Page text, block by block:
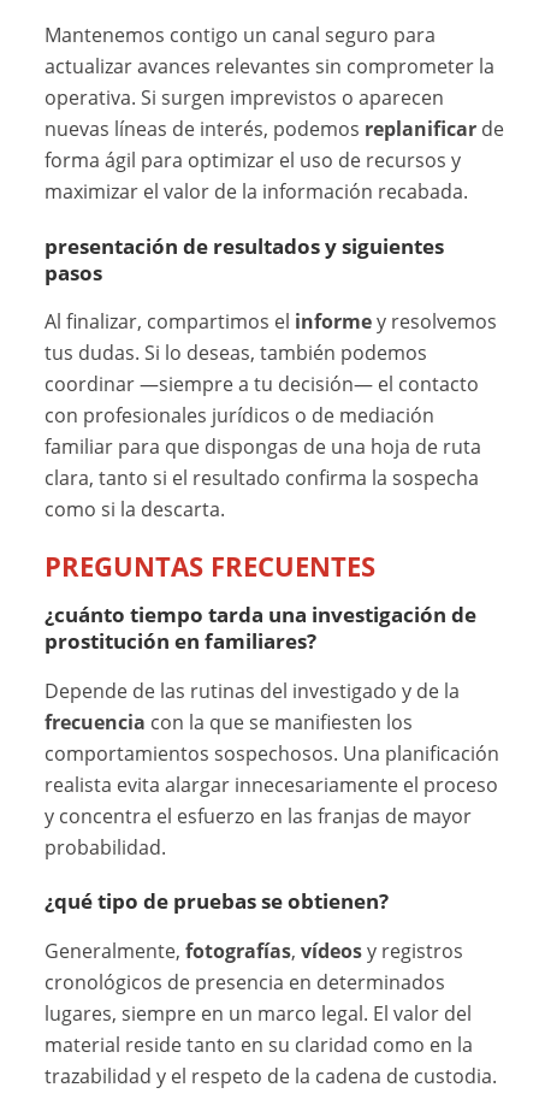
Mantenemos contigo un canal seguro para
actualizar avances relevantes sin comprometer la
operativa. Si surgen imprevistos o aparecen
nuevas líneas de interés, podemos replanificar de
forma ágil para optimizar el uso de recursos y
maximizar el valor de la información recabada.
presentación de resultados y siguientes
pasos
Al finalizar, compartimos el informey resolvemos
tus dudas. Si lo deseas, también podemos
coordinar —siempre a tu decisión— el contacto
con profesionales jurídicos o de mediación
familiar para que dispongas de una hoja de ruta
clara, tanto si el resultado confirma la sospecha
como si la descarta.
PREGUNTAS FRECUENTES
¿cuánto tiempo tarda una investigación de
prostitución en familiares?
Depende de las rutinas del investigado y de la
frecuencia con la que se manifiesten los
comportamientos sospechosos. Una planificación
realista evita alargar innecesariamente el proceso
y concentra el esfuerzo en las franjas de mayor
probabilidad.
¿qué tipo de pruebas se obtienen?
Generalmente,fotografías,vídeosy registros
cronológicos de presencia en determinados
lugares, siempre en un marco legal. El valor del
material reside tanto en su claridad como en la
trazabilidad y el respeto de la cadena de custodia.